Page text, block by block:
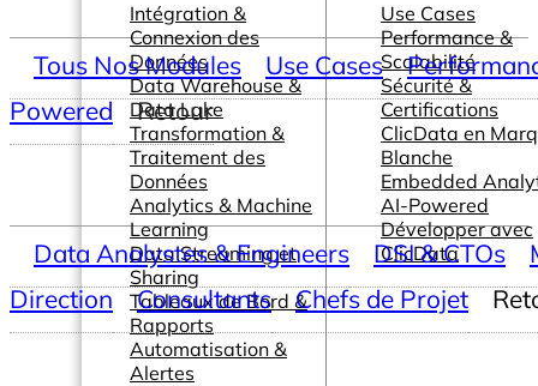
Intégration &
Connexion des
Données
Data Warehouse &
Data Lake
Transformation &
Traitement des
Données
Analytics & Machine
Learning
Data Streaming et
Sharing
Tableaux de Bord &
Rapports
Automatisation &
Alertes
Use Cases
Performance &
Scalabilité
Sécurité &
Certifications
ClicData en
Blanche
Embedded
AI-Powered
Développer avec
ClicData
Tous Nos Modules Use Cases
Powered
Retour
Data Analystes & Engineers DSI & CTOs
Direction
Consultants Chefs de Projet